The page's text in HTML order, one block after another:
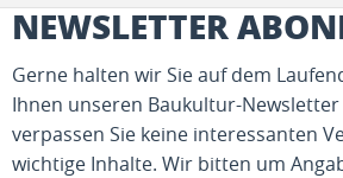
NEWSLETTER
Gerne halten wir Sie auf dem
Ihnen unseren Baukultur-Newsletter
verpassen Sie keine interessanten
wichtige Inhalte. Wir bitten um